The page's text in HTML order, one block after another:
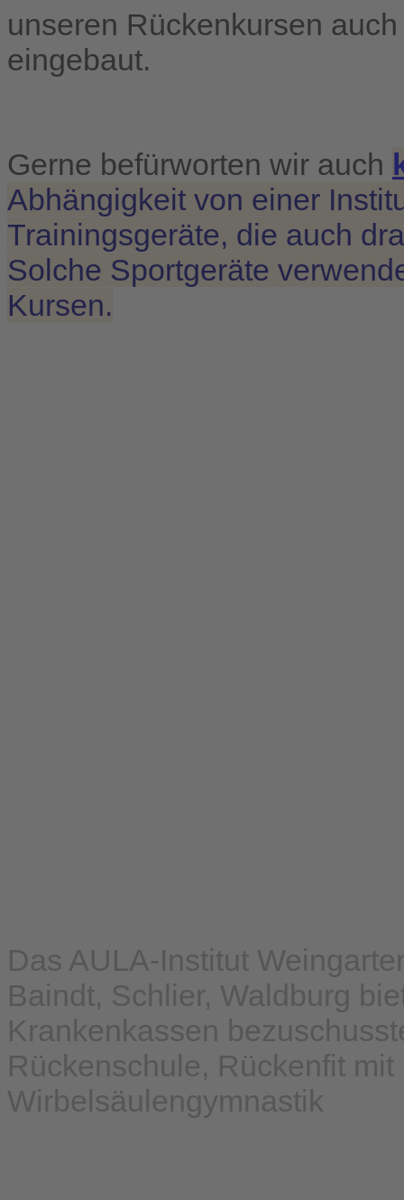
unseren Rückenkursen
eingebaut.
Gerne befürworten wir auch
Abhängigkeit von einer
Trainingsgeräte, die auch
Solche Sportgeräte
Kursen.
Das AULA-Institut
Baindt, Schlier, Waldburg
Krankenkassen
Rückenschule, Rückenfit
Wirbelsäulengymnastik